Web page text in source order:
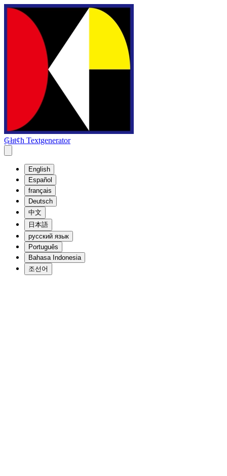
₲łıŧȼħ Textgenerator
English
Español
français
Deutsch
中文
日本語
русский язык
Português
Bahasa Indonesia
조선어